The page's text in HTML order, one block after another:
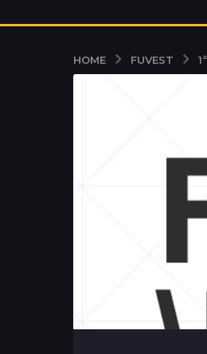
HOME FUVEST